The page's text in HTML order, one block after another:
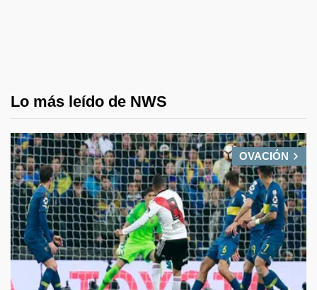
Lo más leído de NWS
OVACIÓN